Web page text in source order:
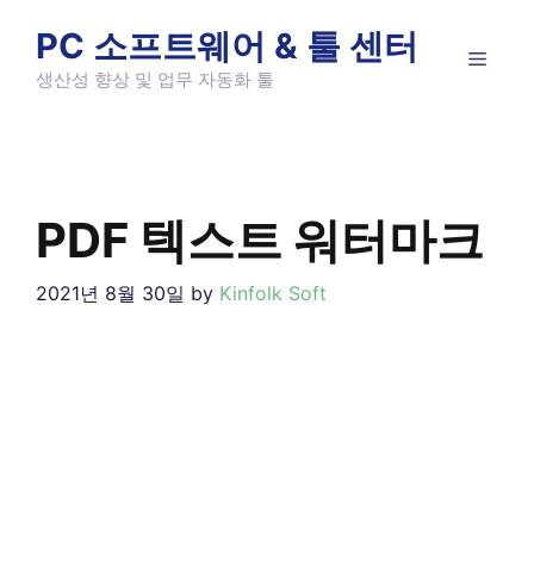
content
PC 소프트웨어 & 툴 센터
생산성 향상 및 업무 자동화 툴
PDF 텍스트 워터마크
2021년 8월 30일 by Kinfolk Soft